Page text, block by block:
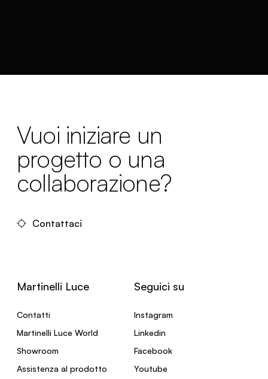
Vuoi iniziare un
progetto o una
collaborazione?
Contattaci
Martinelli Luce
Contatti
Martinelli Luce World
Showroom
Assistenza al prodotto
Seguici su
Instagram
Linkedin
Facebook
Youtube